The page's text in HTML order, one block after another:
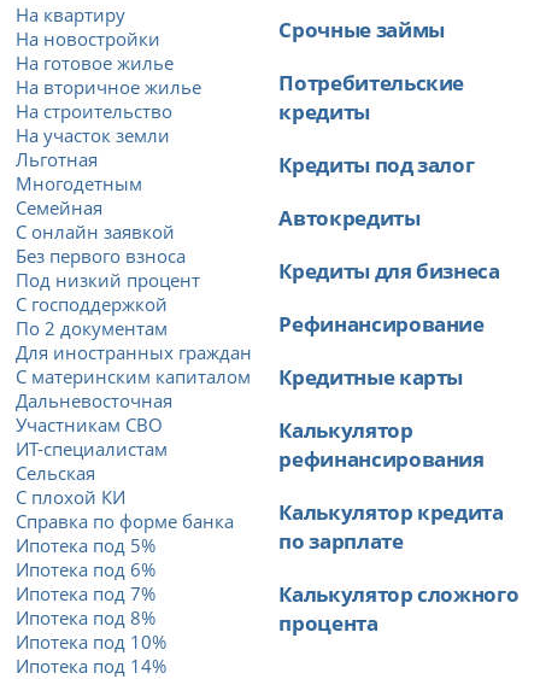
На квартиру
На новостройки
На готовое жилье
На вторичное жилье
На строительство
На участок земли
Льготная
Многодетным
Семейная
С онлайн заявкой
Без первого взноса
Под низкий процент
С господдержкой
По 2 документам
Для иностранных граждан
С материнским капиталом
Дальневосточная
Участникам СВО
ИТ-специалистам
Сельская
С плохой КИ
Справка по форме банка
Ипотека под 5%
Ипотека под 6%
Ипотека под 7%
Ипотека под 8%
Ипотека под 10%
Ипотека под 14%
Срочные займы
Потребительские
кредиты
Кредиты под залог
Автокредиты
Кредиты для бизнеса
Рефинансирование
Кредитные карты
Калькулятор
рефинансирования
Калькулятор кредита
по зарплате
Калькулятор сложного
процента